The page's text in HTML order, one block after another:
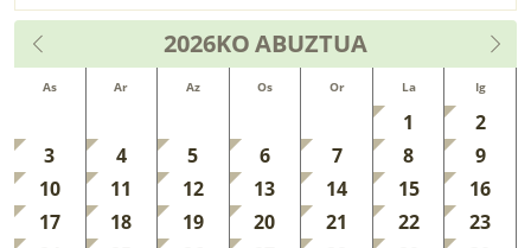
2026KOABUZTUA
As Ar Az Os Or La Ig
1
2
3
4 5 6 7 8
9
10
11 12 13 14 15
16
17
18 19 20 21 22
23